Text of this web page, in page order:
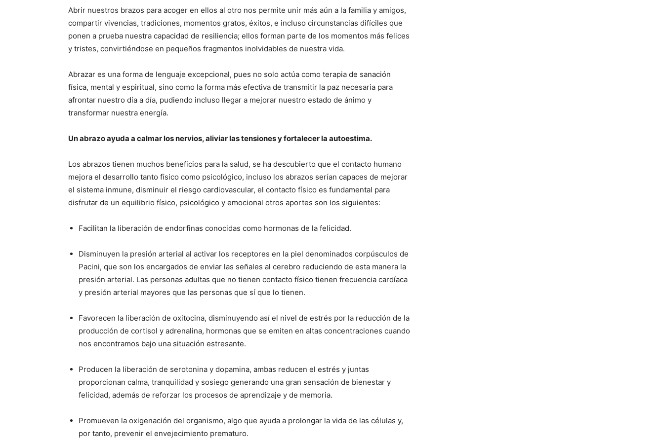
Abrir nuestros brazos para acoger en ellos al otro nos permite unir más aún a la familia y amigos,
compartir vivencias, tradiciones, momentos gratos, éxitos, e incluso circunstancias difíciles que
ponen a prueba nuestra capacidad de resiliencia; ellos forman parte de los momentos más felices
y tristes, convirtiéndose en pequeños fragmentos inolvidables de nuestra vida.
Abrazar es una forma de lenguaje excepcional, pues no solo actúa como terapia de sanación
física, mental y espiritual, sino como la forma más efectiva de transmitir la paz necesaria para
afrontar nuestro día a día, pudiendo incluso llegar a mejorar nuestro estado de ánimo y
transformar nuestra energía.
Un abrazo ayuda a calmar los nervios, aliviar las tensiones y fortalecer la autoestima.
Los abrazos tienen muchos beneficios para la salud, se ha descubierto que el contacto humano
mejora el desarrollo tanto físico como psicológico, incluso los abrazos serían capaces de mejorar
el sistema inmune, disminuir el riesgo cardiovascular, el contacto físico es fundamental para
disfrutar de un equilibrio físico, psicológico y emocional otros aportes son los siguientes:
Facilitan la liberación de endorfinas conocidas como hormonas de la felicidad.
Disminuyen la presión arterial al activar los receptores en la piel denominados corpúsculos de
Pacini, que son los encargados de enviar las señales al cerebro reduciendo de esta manera la
presión arterial. Las personas adultas que no tienen contacto físico tienen frecuencia cardíaca
y presión arterial mayores que las personas que sí que lo tienen.
Favorecen la liberación de oxitocina, disminuyendo así el nivel de estrés por la reducción de la
producción de cortisol y adrenalina, hormonas que se emiten en altas concentraciones cuando
nos encontramos bajo una situación estresante.
Producen la liberación de serotonina y dopamina, ambas reducen el estrés y juntas
proporcionan calma, tranquilidad y sosiego generando una gran sensación de bienestar y
felicidad, además de reforzar los procesos de aprendizaje y de memoria.
Promueven la oxigenación del organismo, algo que ayuda a prolongar la vida de las células y,
por tanto, prevenir el envejecimiento prematuro.